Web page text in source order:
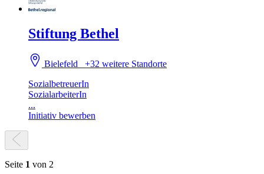
Stiftung Bethel
Bielefeld+32 weitere Standorte
SozialbetreuerIn
SozialarbeiterIn
...
Initiativ bewerben
Seite 1 von 2